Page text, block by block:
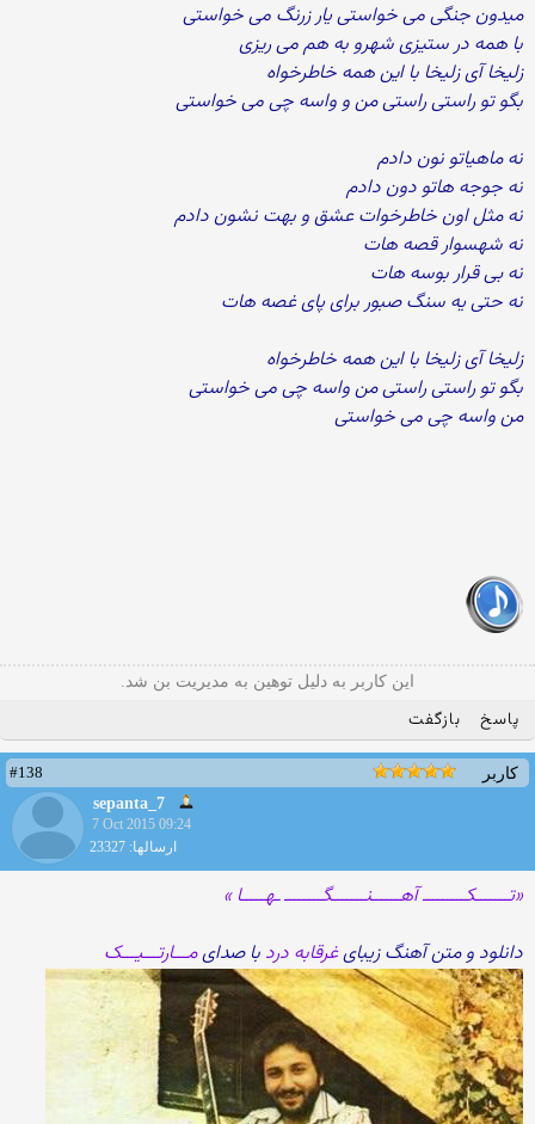
میدون جنگی می خواستی یار زرنگ می خواستی
با همه در ستیزی شهرو به هم می ریزی
زلیخا آی زلیخا با این همه خاطرخواه
بگو تو راستی راستی من و واسه چی می خواستی
نه ماهیاتو نون دادم
نه جوجه هاتو دون دادم
نه مثل اون خاطرخوات عشق و بهت نشون دادم
نه شهسوار قصه هات
نه بی قرار بوسه هات
نه حتی یه سنگ صبور برای پای غصه هات
زلیخا آی زلیخا با این همه خاطرخواه
بگو تو راستی راستی من واسه چی می خواستی
من واسه چی می خواستی
این کاربر به دلیل توهین به مدیریت بن شد.
پاسخ بازگفت
کاربر
#138
sepanta_7
7 Oct 2015 09:24
ارسالها: 23327
«تـــــــکـــــــــ آهــــــنـــــــگــــــــ ـهـــــا »
دانلود و متن آهنگ زیبایغرقابه درد با صدایمـــارتـــیـــک